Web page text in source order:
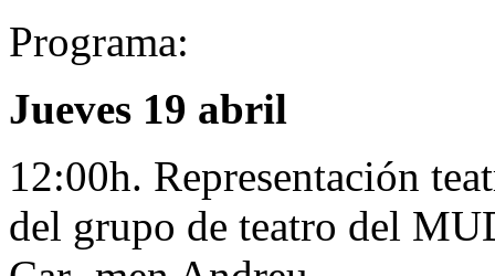
Programa:
Jueves 19 abril
12:00h. Representación
del grupo de teatro del